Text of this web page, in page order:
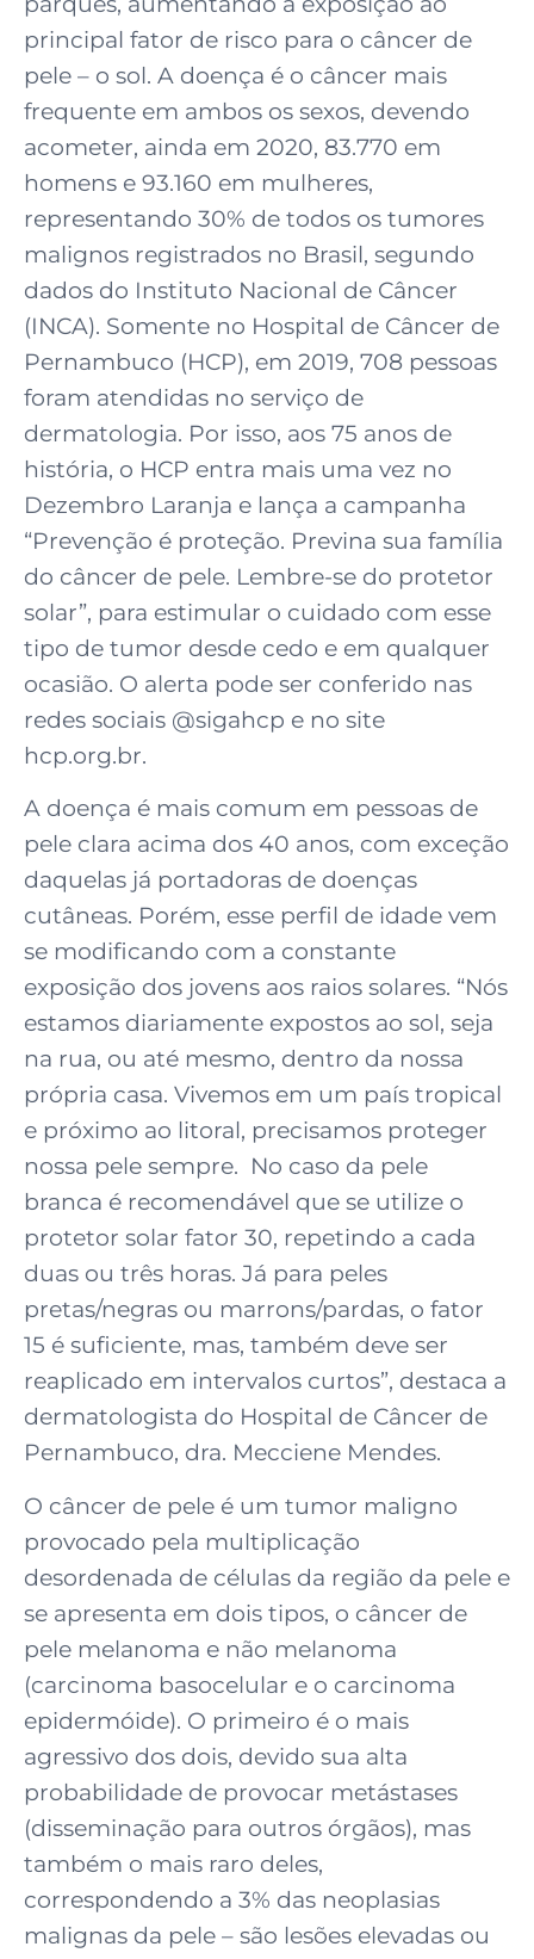
principal fator de risco para o câncer de
pele – o sol. A doença é o câncer mais
frequente em ambos os sexos, devendo
acometer, ainda em 2020, 83.770 em
homens e 93.160 em mulheres,
representando 30% de todos os tumores
malignos registrados no Brasil, segundo
dados do Instituto Nacional de Câncer
(INCA). Somente no Hospital de Câncer de
Pernambuco (HCP), em 2019, 708 pessoas
foram atendidas no serviço de
dermatologia. Por isso, aos 75 anos de
história, o HCP entra mais uma vez no
Dezembro Laranja e lança a campanha
“Prevenção é proteção. Previna sua família
do câncer de pele. Lembre-se do protetor
solar”, para estimular o cuidado com esse
tipo de tumor desde cedo e em qualquer
ocasião. O alerta pode ser conferido nas
redes sociais @sigahcp e no site
hcp.org.br.
A doença é mais comum em pessoas de
pele clara acima dos 40 anos, com exceção
daquelas já portadoras de doenças
cutâneas. Porém, esse perfil de idade vem
se modificando com a constante
exposição dos jovens aos raios solares. “Nós
estamos diariamente expostos ao sol, seja
na rua, ou até mesmo, dentro da nossa
própria casa. Vivemos em um país tropical
e próximo ao litoral, precisamos proteger
nossa pele sempre. No caso da pele
branca é recomendável que se utilize o
protetor solar fator 30, repetindo a cada
duas ou três horas. Já para peles
pretas/negras ou marrons/pardas, o fator
15 é suficiente, mas, também deve ser
reaplicado em intervalos curtos”, destaca a
dermatologista do Hospital de Câncer de
Pernambuco, dra. Mecciene Mendes.
O câncer de pele é um tumor maligno
provocado pela multiplicação
desordenada de células da região da pele e
se apresenta em dois tipos, o câncer de
pele melanoma e não melanoma
(carcinoma basocelular e o carcinoma
epidermóide). O primeiro é o mais
agressivo dos dois, devido sua alta
probabilidade de provocar metástases
(disseminação para outros órgãos), mas
também o mais raro deles,
correspondendo a 3% das neoplasias
malignas da pele – são lesões elevadas ou